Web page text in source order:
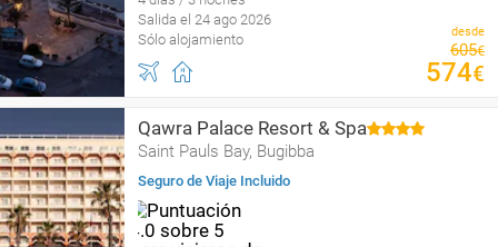
Salida el 24 ago 2026
Sólo alojamiento
desde
605€
574€
Qawra Palace Resort & Spa
Saint Pauls Bay, Bugibba
Seguro de Viaje Incluido